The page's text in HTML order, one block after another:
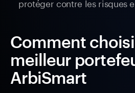
protéger contre les risques
Comment
meilleur
ArbiSmart